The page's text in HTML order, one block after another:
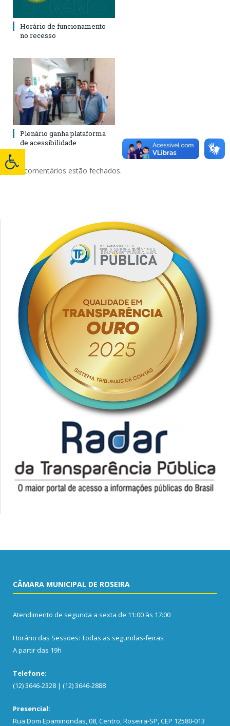
Horário de funcionamento
no recesso
Plenário ganha plataforma
de acessibilidade
Os comentários estão fechados.
CÂMARA MUNICIPAL DE ROSEIRA
Atendimento de segunda a sexta de 11:00 às 17:00
Horário das Sessões: Todas as segundas-feiras
A partir das 19h
Telefone:
(12) 3646-2328 | (12) 3646-2888
Presencial:
Rua Dom Epaminondas, 08, Centro, Roseira-SP, CEP 12580-013